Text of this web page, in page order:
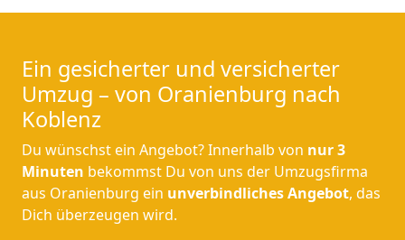
Ein gesicherter und versicherter
Umzug – von Oranienburg nach
Koblenz
Du wünschst ein Angebot? Innerhalb von nur 3
Minuten bekommst Du von uns der Umzugsfirma
aus Oranienburg ein unverbindliches Angebot, das
Dich überzeugen wird.